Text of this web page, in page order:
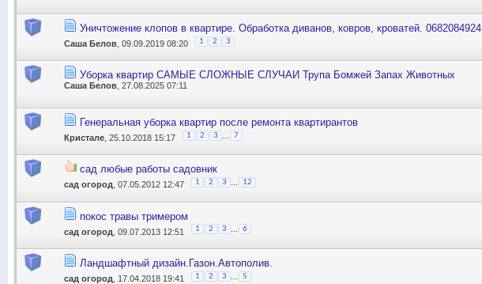
Уничтожение клопов в квартире. Обработка диванов, ковров, кроватей. 0682084924
Саша Белов , 09.09.2019 08:20 1 2 3
Уборка квартир САМЫЕ СЛОЖНЫЕ СЛУЧАИ Трупа Бомжей Запах Животных
Саша Белов , 27.08.2025 07:11
Генеральная уборка квартир после ремонта квартирантов
Кристале , 25.10.2018 15:17 1 2 3 7
сад любые работы садовник
сад огород , 07.05.2012 12:47 1 2 3 12
покос травы тримером
сад огород , 09.07.2013 12:51 1 2 3 ... 6
Ландшафтный дизайн.Газон.Автополив.
сад огород , 17.04.2018 19:41 1 2 3 5